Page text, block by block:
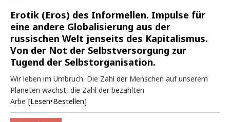
Erotik (Eros) des Informellen. Impulse für
eine andere Globalisierung aus der
russischen Welt jenseits des Kapitalismus.
Von der Not der Selbstversorgung zur
Tugend der Selbstorganisation.
Wir leben im Umbruch. Die Zahl der Menschen auf unserem
Planeten wächst, die Zahl der bezahlten
Arbe [Lesen•Bestellen]